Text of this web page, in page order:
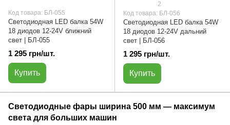
Код товара: БЛ-055
Светодиодная LED балка 54W
18 диодов 12-24V ближний
свет | БЛ-055
1 295 грн/шт.
Купить
2
Код товара: БЛ-056
Светодиодная LED балка 54W
18 диодов 12-24V дальний
свет | БЛ-056
1 295 грн/шт.
Купить
Светодиодные фары ширина 500 мм — максимум
света для больших машин